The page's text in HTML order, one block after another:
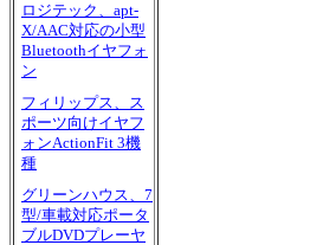
ロジテック、apt-
X/AAC対応の小型
Bluetoothイヤフォ
ン
フィリップス、ス
ポーツ向けイヤフ
ォンActionFit 3機
種
グリーンハウス、7
型/車載対応ポータ
ブルDVDプレーヤ